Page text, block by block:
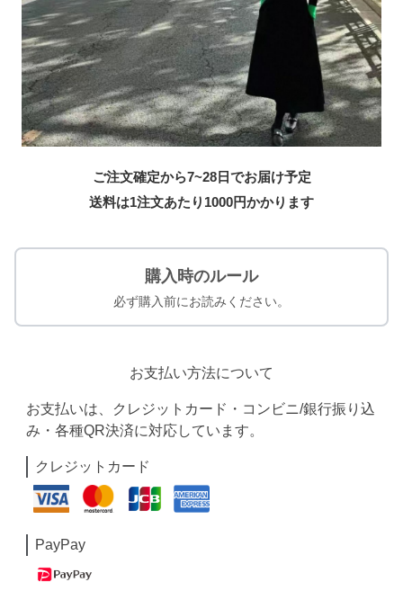
ご注文確定から7~28日でお届け予定
送料は1注文あたり 1000円かかります
購入時のルール
必ず購入前にお読みください。
お支払い方法について
お支払いは、クレジットカード・コンビニ/銀行振り込
み・各種QR決済に対応しています。
クレジットカード
PayPay